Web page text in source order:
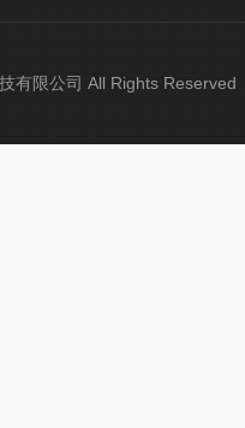
有限公司 All Rights